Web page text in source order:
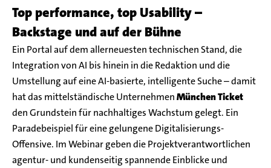
Top performance, top Usability –
Backstage und auf der Bühne
Ein Portal auf dem allerneuesten technischen Stand, die
Integration von AI bis hinein in die Redaktion und die
Umstellung auf eine AI-basierte, intelligente Suche – damit
hat das mittelständische UnternehmenMünchen Ticket
den Grundstein für nachhaltiges Wachstum gelegt. Ein
Paradebeispiel für eine gelungene Digitalisierungs-
Offensive. Im Webinar geben die Projektverantwortlichen
agentur- und kundenseitig spannende Einblicke und